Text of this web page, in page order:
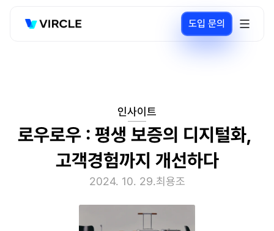
도입 문의
인사이트
로우로우 : 평생 보증의 디지털화,
고객경험까지 개선하다
2024. 10. 29.최용조